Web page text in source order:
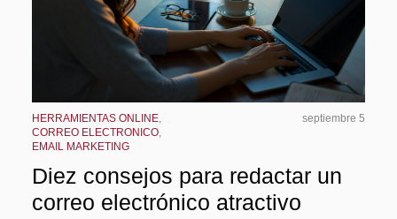
HERRAMIENTAS ONLINE,
CORREO ELECTRONICO,
EMAIL MARKETING
septiembre 5
Diez consejos para redactar un
correo electrónico atractivo